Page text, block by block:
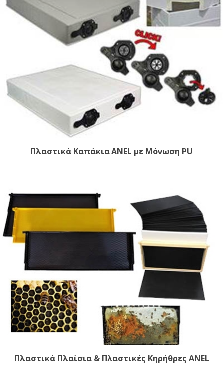
Πλαστικά Καπάκια ANEL με Μόνωση PU
Πλαστικά Πλαίσια & Πλαστικές Κηρήθρες ANEL